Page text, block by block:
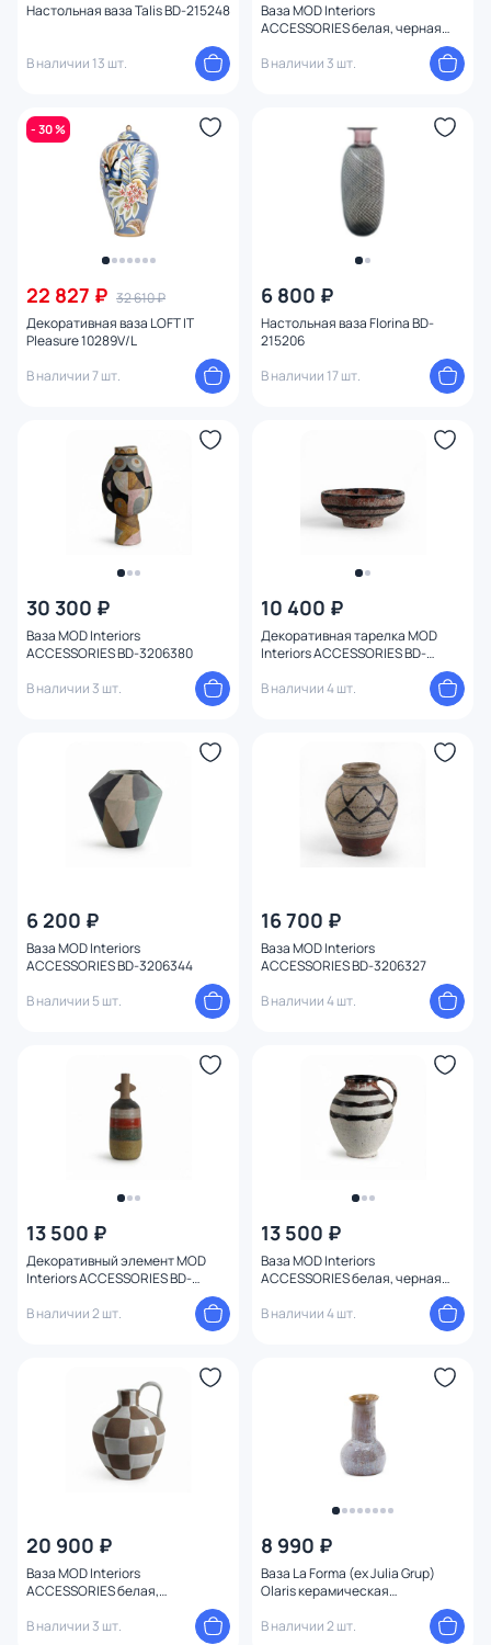
Настольная ваза Talis BD-215248
В наличии 13 шт.
Ваза MOD Interiors
ACCESSORIES белая, черная
В наличии 3 шт.
- 30 %
22 827 ₽ 32 610 ₽
Декоративная ваза LOFT IT
Pleasure 10289V/L
В наличии 7 шт.
6 800 ₽
Настольная ваза Florina BD-
215206
В наличии 17 шт.
30 300 ₽
Ваза MOD Interiors
ACCESSORIES BD-3206380
В наличии 3 шт.
10 400 ₽
Декоративная тарелка MOD
Interiors ACCESSORIES BD-
В наличии 4 шт.
6 200 ₽
Ваза MOD Interiors
ACCESSORIES BD-3206344
В наличии 5 шт.
16 700 ₽
Ваза MOD Interiors
ACCESSORIES BD-3206327
В наличии 4 шт.
13 500 ₽
Декоративный элемент MOD
Interiors ACCESSORIES BD-
В наличии 2 шт.
13 500 ₽
Ваза MOD Interiors
ACCESSORIES белая, черная
В наличии 4 шт.
20 900 ₽
Ваза MOD Interiors
ACCESSORIES белая,
В наличии 3 шт.
8 990 ₽
Ваза La Forma (ex Julia Grup)
Olaris керамическая
3156877
В наличии 2 шт.